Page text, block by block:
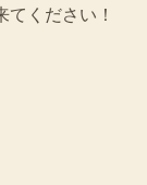
ください！